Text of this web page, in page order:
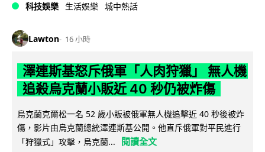
科技娛樂 生活娛樂 城中熱話
Lawton 16 小時
澤連斯基怒斥俄軍「人肉狩獵」 無人機
追殺烏克蘭小販近 40 秒仍被炸傷
烏克蘭克爾松一名 52 歲小販被俄軍無人機追擊近 40 秒後被炸
傷，影片由烏克蘭總統澤連斯基公開。他直斥俄軍對平民進行
「狩獵式」攻擊，烏克蘭...
閱讀全文